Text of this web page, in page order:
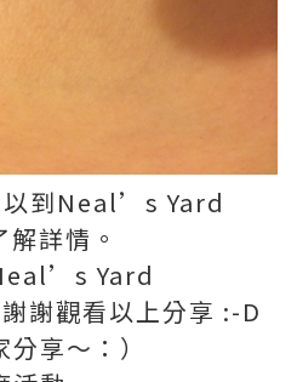
以到Neal’s Yard
詳情。
Yard
謝觀看以上分享 :-D
享～：）